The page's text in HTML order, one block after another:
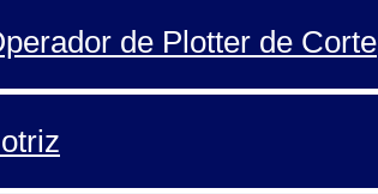
de Plotter de Corte